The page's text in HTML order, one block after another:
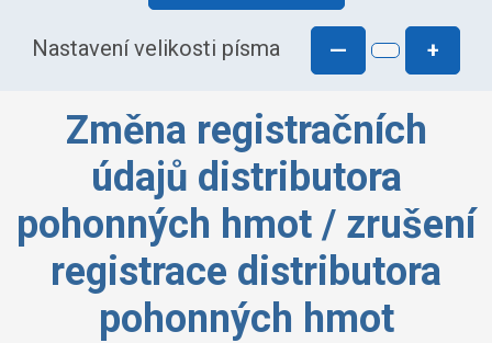
Nastavení velikosti písma — +
Změna registračních
údajů distributora
pohonných hmot / zrušení
registrace distributora
pohonných hmot